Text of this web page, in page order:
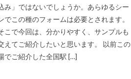
み」ではないでしょうか。あらゆるシー
でこの種のフォームは必要とされます。
こで今回は、分かりやすく、サンプルも
えてご紹介したいと思います。 以前この
でご紹介した全国駅 […]